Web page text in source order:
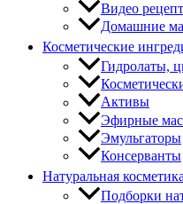
Видео
Домашние
Косметические
Гидролаты,
Активы
Эфирные
Эмульгаторы
Консерванты
Натуральная
Подборки